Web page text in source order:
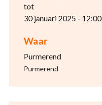
tot
30 januari 2025 - 12:00
Waar
Purmerend
Purmerend